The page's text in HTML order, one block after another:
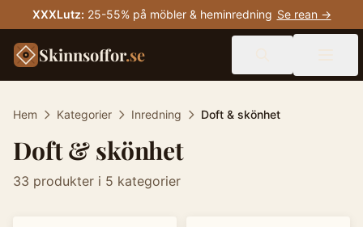
XXXLutz: 25-55% på möbler & heminredning Se rean →
Skinnsoffor.se
Hem Kategorier Inredning Doft & skönhet
Doft & skönhet
33 produkter i 5 kategorier